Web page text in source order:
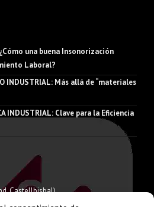
una buena Insonorización
Laboral?
INDUSTRIAL: Más allá de “materiales
INDUSTRIAL: Clave para la Eficiencia
Castellbisbal)